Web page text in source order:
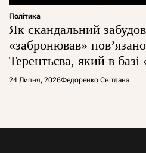
Політика
Як скандальний
«забронював»
Терентьєва, який в
24 Липня, 2026Федоренко Світлана